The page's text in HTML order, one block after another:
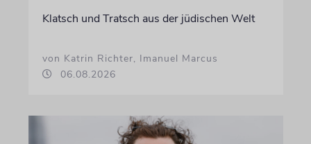
Klatsch und Tratsch aus der jüdischen Welt
von Katrin Richter, Imanuel Marcus
06.08.2026